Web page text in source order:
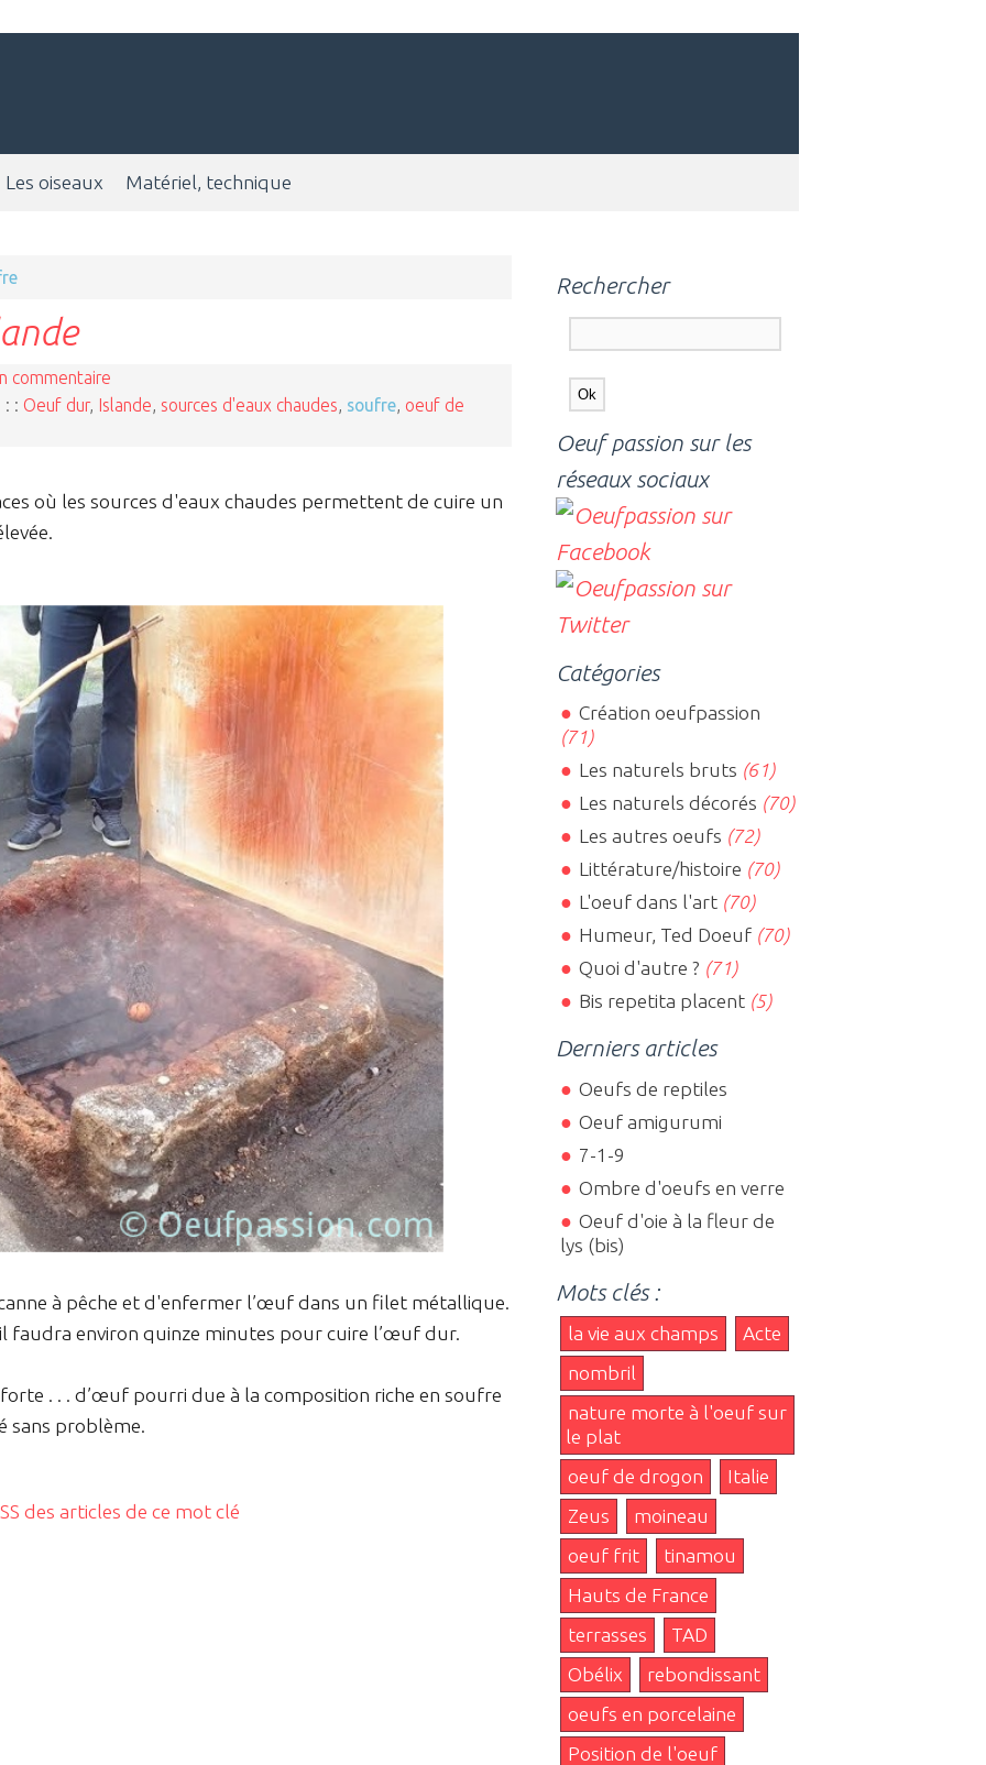
Les oiseaux Matériel, technique
commentaire
: Oeuf dur, Islande sources d'eaux chaudes soufre oeuf de
où les sources d'eaux chaudes permettent de cuire un
à pêche et d'enfermer l’œuf dans un filet métallique.
il faudra environ quinze minutes pour cuire l’œuf dur.
. . . d’œuf pourri due à la composition riche en soufre
sans problème.
des articles de ce mot clé
Rechercher
Oeuf passion sur les
réseaux sociaux
Catégories
Création oeufpassion
(71)
Les naturels bruts (61)
Les naturels décorés (70)
Les autres oeufs (72)
Littérature/histoire (70)
L'oeuf dans l'art(70)
Humeur, Ted Doeuf(70)
Quoi d'autre ? (71)
Bis repetita placent(5)
Derniers articles
Oeufs de reptiles
Oeuf amigurumi
7-1-9
Ombre d'oeufs en verre
Oeuf d'oie à la fleur de
lys (bis)
Mots clés :
la vie aux champs
Acte
nombril
nature morte à l'oeuf sur
le plat
oeuf de drogon
Italie
Zeus
moineau
oeuf frit
tinamou
Hauts de France
terrasses
TAD
Obélix
rebondissant
oeufs en porcelaine
Position de l'oeuf